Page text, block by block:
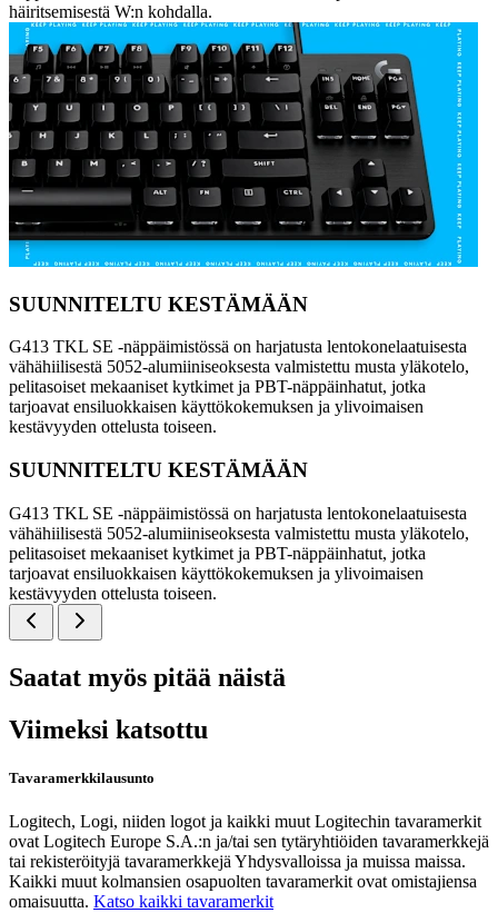
häiritsemisestä W:n kohdalla.
SUUNNITELTU KESTÄMÄÄN
G413 TKL SE -näppäimistössä on harjatusta lentokonelaatuisesta
vähähiilisestä 5052-alumiiniseoksesta valmistettu musta yläkotelo,
pelitasoiset mekaaniset kytkimet ja PBT-näppäinhatut, jotka
tarjoavat ensiluokkaisen käyttökokemuksen ja ylivoimaisen
kestävyyden ottelusta toiseen.
SUUNNITELTU KESTÄMÄÄN
G413 TKL SE -näppäimistössä on harjatusta lentokonelaatuisesta
vähähiilisestä 5052-alumiiniseoksesta valmistettu musta yläkotelo,
pelitasoiset mekaaniset kytkimet ja PBT-näppäinhatut, jotka
tarjoavat ensiluokkaisen käyttökokemuksen ja ylivoimaisen
kestävyyden ottelusta toiseen.
Saatat myös pitää näistä
Viimeksi katsottu
Tavaramerkkilausunto
Logitech, Logi, niiden logot ja kaikki muut Logitechin tavaramerkit
ovat Logitech Europe S.A.:n ja/tai sen tytäryhtiöiden tavaramerkkejä
tai rekisteröityjä tavaramerkkejä Yhdysvalloissa ja muissa maissa.
Kaikki muut kolmansien osapuolten tavaramerkit ovat omistajiensa
omaisuutta. Katso kaikki tavaramerkit